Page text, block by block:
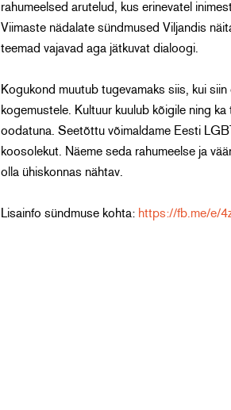
rahumeelsed arutelud, kus erinevatel
Viimaste nädalate sündmused Viljandis
teemad vajavad aga jätkuvat dialoogi.
Kogukond muutub tugevamaks siis, kui
kogemustele. Kultuur kuulub kõigile ning
oodatuna. Seetõttu võimaldame Eesti
koosolekut. Näeme seda rahumeelse ja
olla ühiskonnas nähtav.
Lisainfo sündmuse kohta: https://fb.me/e/